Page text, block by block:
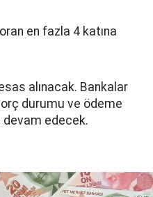
en fazla 4 katına
alınacak. Bankalar
durumu ve ödeme
edecek.